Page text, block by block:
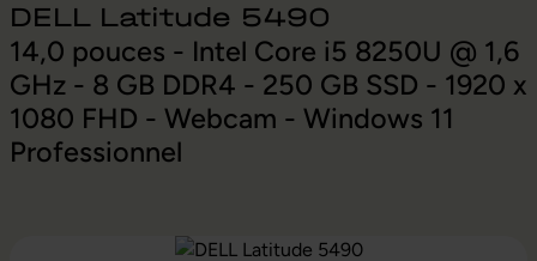
DELL Latitude 5490
14,0 pouces - Intel Core i5 8250U @ 1,6
GHz - 8 GB DDR4 - 250 GB SSD - 1920 x
1080 FHD - Webcam - Windows 11
Professionnel
Ignorer la galerie d'images